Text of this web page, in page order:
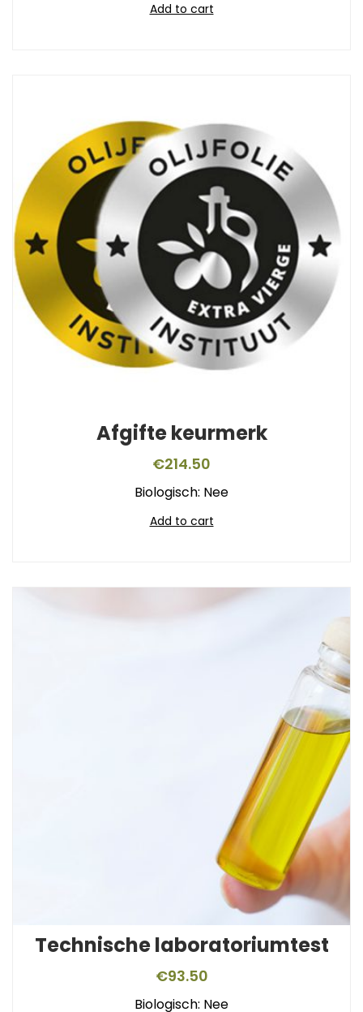
Add to cart
Afgifte keurmerk
€214.50
Biologisch: Nee
Add to cart
Technische laboratoriumtest
€93.50
Biologisch: Nee